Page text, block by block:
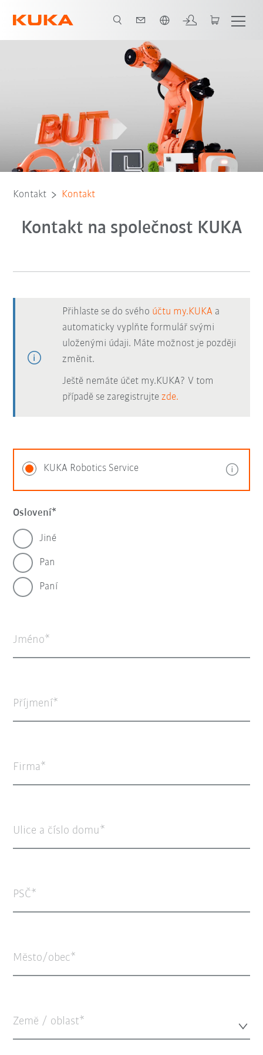
Kontakt Kontakt
Kontakt na společnost KUKA
Přihlaste se do svého účtu my.KUKA a
automaticky vyplňte formulář svými
uloženými údaji. Máte možnost je později
změnit.
Ještě nemáte účet my.KUKA? V tom
případě se zaregistrujtezde.
KUKA Robotics Service
Oslovení
Jiné
Pan
Paní
Jméno
Příjmení
Firma
Ulice a číslo domu
PSČ
Město/obec
Země / oblast*